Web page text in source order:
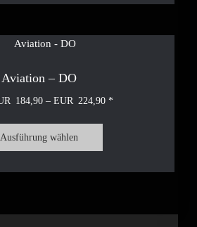
Aviation – DO
184,90 – 224,90
Ausführung wählen